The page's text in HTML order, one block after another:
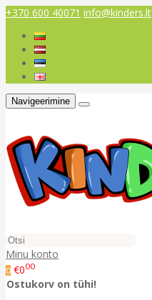
+370 600 40071 info@kinders.lt
Navigeerimine
Minu konto
0 €000
Ostukorv on tühi!